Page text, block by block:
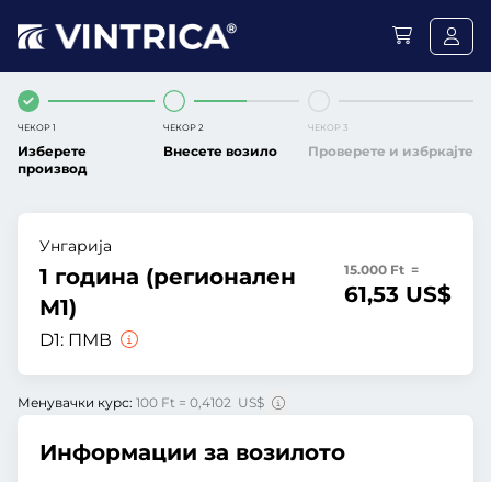
ЧЕКОР 1
Изберете
производ
ЧЕКОР 2
Внесете возило
ЧЕКОР 3
Проверете и избркајте
Унгарија
1 година (регионален
M1)
D1: ПМВ
15.000 Ft =
61,53 US$
Менувачки курс: 100 Ft = 0,4102 US$
Информации за возилото